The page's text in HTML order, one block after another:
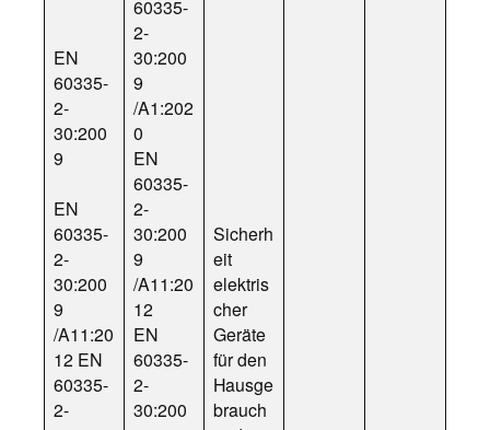
EN
60335-
2-
30:200
9
EN
60335-
2-
30:200
9
/A11:20
12 EN
60335-
2-
60335-
2-
30:200
9
/A1:202
0
EN
60335-
2-
30:200
9
/A11:20
12
EN
60335-
2-
30:200
Sicherh
eit
elektris
cher
Geräte
für den
Hausge
brauch